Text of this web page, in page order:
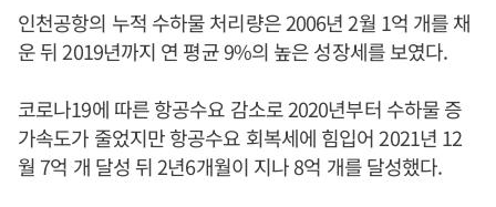
인천공항의 누적 수하물 처리량은 2006년 2월 1억 개를 채
운 뒤 2019년까지 연 평균 9%의 높은 성장세를 보였다.
코로나19에 따른 항공수요 감소로 2020년부터 수하물 증
가속도가 줄었지만 항공수요 회복세에 힘입어 2021년 12
월 7억 개 달성 뒤 2년6개월이 지나 8억 개를 달성했다.